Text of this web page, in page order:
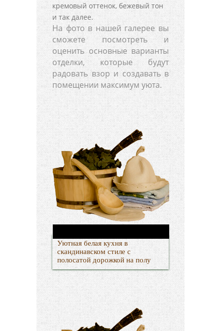
кремовый оттенок, бежевый тон
и так далее.
На фото в нашей галерее вы
сможете посмотреть и
оценить основные варианты
отделки, которые будут
радовать взор и создавать в
помещении максимум уюта.
Уютная белая кухня в
скандинавском стиле с
полосатой дорожкой на полу